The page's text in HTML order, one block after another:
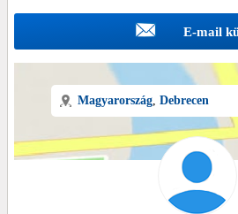
E-mail
Magyarország, Debrecen